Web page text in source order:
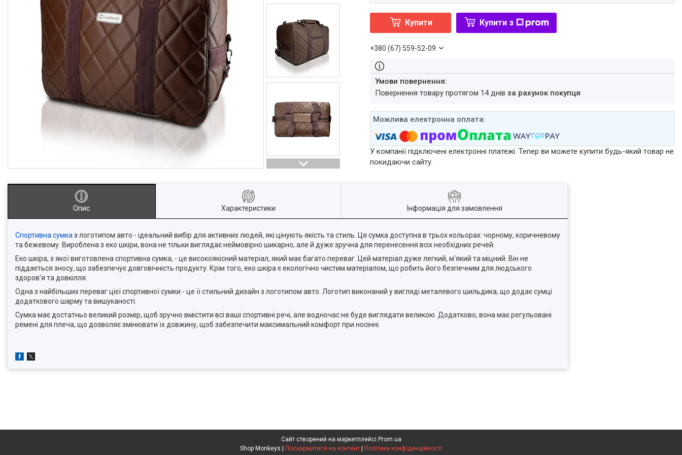
Купити Купити з
+380 (67) 559-52-09
повернення товару протягом 14 днівза рахунок покупця
У компанії підключені електронні платежі. Тепер ви можете купити будь-який товар не
покидаючи сайту.
Опис Характеристики Інформація для замовлення
Спортивна сумка з логотипом авто - ідеальний вибір для активних людей, які цінують якість та стиль. Ця сумка доступна в трьох кольорах: чорному, коричневому
та бежевому. Вироблена з еко шкіри, вона не тільки виглядає неймовірно шикарно, але й дуже зручна для перенесення всіх необхідних речей.
Еко шкіра, з якої виготовлена спортивна сумка, - це високоякісний матеріал, який має багато переваг. Цей матеріал дуже легкий, м'який та міцний. Він не
піддається зносу, що забезпечує довговічність продукту. Крім того, еко шкіра є екологічно чистим матеріалом, що робить його безпечним для людського
здоров'я та довкілля.
Одна з найбільших переваг цієї спортивної сумки - це її стильний дизайн з логотипом авто. Логотип виконаний у вигляді металевого шильдика, що додає сумці
додаткового шарму та вишуканості.
Сумка має достатньо великий розмір, щоб зручно вмістити всі ваші спортивні речі, але водночас не буде виглядати великою. Додатково, вона має регульовані
ремені для плеча, що дозволяє змінювати їх довжину, щоб забезпечити максимальний комфорт при носінні.
Сайт створений на маркетплейсі Prom.ua
Поскаржитися на контент Політика конфіденційності